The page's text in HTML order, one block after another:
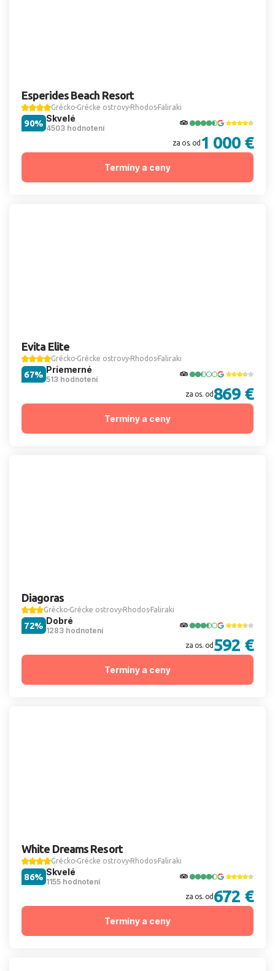
Esperides Beach Resort
Grécko Grécke ostrovy Rhodos Faliraki
Skvelé
4503 hodnotení
90%
za os. od 1 000 €
Termíny a ceny
Evita Elite
Grécko Grécke ostrovy Rhodos Faliraki
Priemerné
513 hodnotení
67%
za os. od 869 €
Termíny a ceny
Diagoras
Grécko Grécke ostrovy Rhodos Faliraki
Dobré
1283 hodnotení
72%
za os. od 592 €
Termíny a ceny
White Dreams Resort
Grécko Grécke ostrovy Rhodos Faliraki
Skvelé
1155 hodnotení
86%
za os. od 672 €
Termíny a ceny